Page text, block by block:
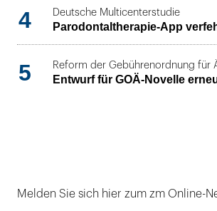
4 Deutsche Multicenterstudie
Parodontaltherapie-App
5 Reform der Gebührenordnung für
Entwurf für GOÄ-Novelle
Melden Sie sich hier zum zm Online-